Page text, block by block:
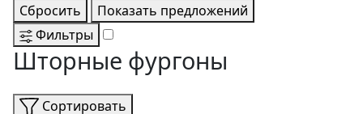
Сбросить
Показать предложений
Фильтры
Шторные фургоны
Сортировать